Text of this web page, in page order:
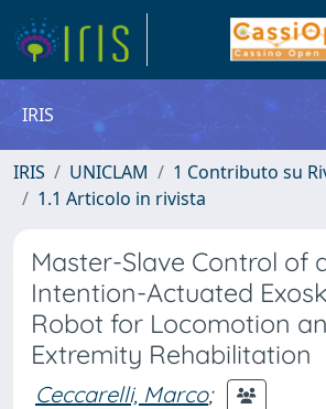
IRIS
IRIS UNICLAM
1 Contributo su
1.1 Articolo in rivista
Master-Slave Control of
Intention-Actuated
Robot for Locomotion
Extremity Rehabilitation
Ceccarelli, Marco;